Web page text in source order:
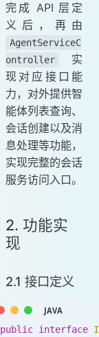
完成 API 层定
义后，再由
AgentServiceC
ontroller
实
现对应接口能
力，对外提供智
能体列表查询、
会话创建以及消
息处理等功能，
实现完整的会话
服务访问入口。
2. 功能实
现
2.1 接口定义
public interface